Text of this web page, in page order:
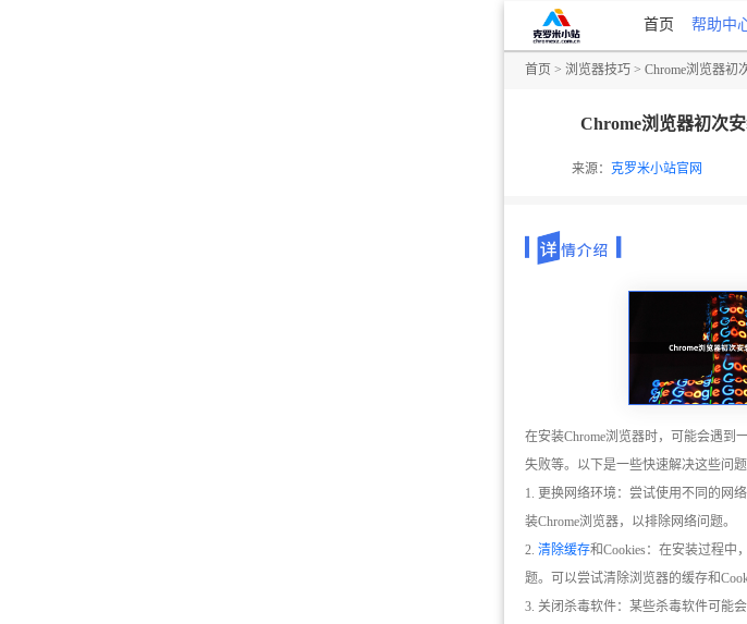
首页 帮助中
首页 > 浏览器技巧 > Chrome浏览器初
Chrome浏览器初次
来源： 克罗米小站官网
在安装Chrome浏览器时，可能会遇到
失败等。以下是一些快速解决这些问题
1. 更换网络环境：尝试使用不同的网
装Chrome浏览器，以排除网络问题。
2. 清除缓存和Cookies：在安装过程中
题。可以尝试清除浏览器的缓存和
3. 关闭杀毒软件：某些杀毒软件可能